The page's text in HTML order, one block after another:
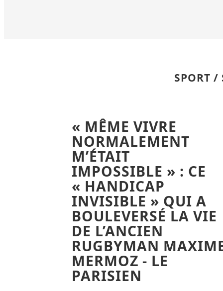
SPORT /
« MÊME VIVRE
NORMALEMENT
M’ÉTAIT
IMPOSSIBLE » : CE
« HANDICAP
INVISIBLE » QUI A
BOULEVERSÉ LA VIE
DE L’ANCIEN
RUGBYMAN
MERMOZ - LE
PARISIEN